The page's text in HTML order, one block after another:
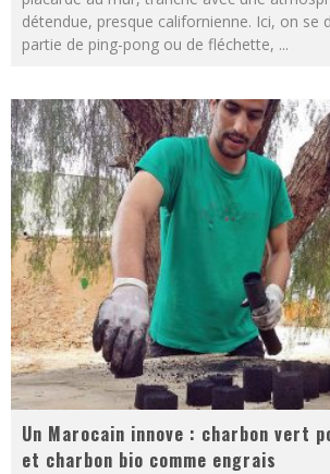
détendue, presque californienne. Ici, on se
partie de ping-pong ou de fléchette, ...
Un Marocain innove : charbon vert
et charbon bio comme engrais